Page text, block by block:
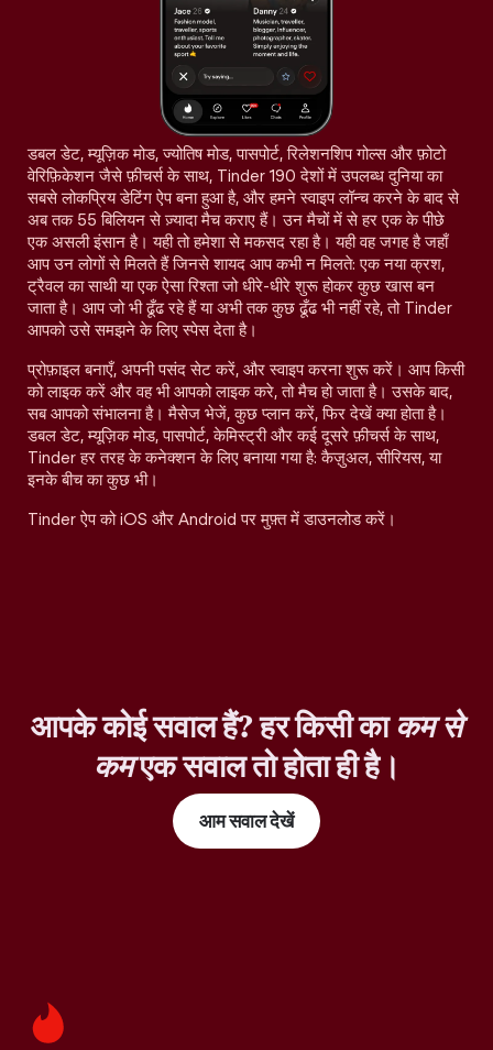
डबल डेट, म्यूज़िक मोड, ज्योतिष मोड, पासपोर्ट, रिलेशनशिप गोल्स और फ़ोटो
वेरिफ़िकेशन जैसे फ़ीचर्स के साथ, Tinder 190 देशों में उपलब्ध दुनिया का
सबसे लोकप्रिय डेटिंग ऐप बना हुआ है, और हमने स्वाइप लॉन्च करने के बाद से
अब तक 55 बिलियन से ज़्यादा मैच कराए हैं। उन मैचों में से हर एक के पीछे
एक असली इंसान है। यही तो हमेशा से मकसद रहा है। यही वह जगह है जहाँ
आप उन लोगों से मिलते हैं जिनसे शायद आप कभी न मिलते: एक नया क्रश,
ट्रैवल का साथी या एक ऐसा रिश्ता जो धीरे-धीरे शुरू होकर कुछ खास बन
जाता है। आप जो भी ढूँढ रहे हैं या अभी तक कुछ ढूँढ भी नहीं रहे, तो Tinder
आपको उसे समझने के लिए स्पेस देता है।
प्रोफ़ाइल बनाएँ, अपनी पसंद सेट करें, और स्वाइप करना शुरू करें। आप किसी
को लाइक करें और वह भी आपको लाइक करे, तो मैच हो जाता है। उसके बाद,
सब आपको संभालना है। मैसेज भेजें, कुछ प्लान करें, फिर देखें क्या होता है।
डबल डेट, म्यूज़िक मोड, पासपोर्ट, केमिस्ट्री और कई दूसरे फ़ीचर्स के साथ,
Tinder हर तरह के कनेक्शन के लिए बनाया गया है: कैज़ुअल, सीरियस, या
इनके बीच का कुछ भी।
Tinder ऐप को iOS और Android पर मुफ़्त में डाउनलोड करें।
आपके कोई सवाल हैं? हर किसी काकम से
कमएक सवाल तो होता ही है।
आम सवाल देखें